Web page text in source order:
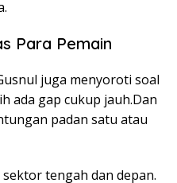
Para Pemain
juga menyoroti soal
ada gap cukup jauh.Dan
padan satu atau
tengah dan depan.